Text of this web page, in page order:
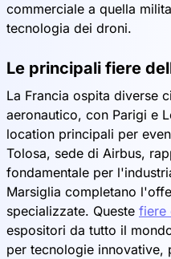
commerciale a quella
tecnologia dei droni.
Le principali fiere
La Francia ospita diverse
aeronautico, con Parigi e
location principali per
Tolosa, sede di Airbus,
fondamentale per
Marsiglia completano
specializzate. Queste fiere
espositori da tutto il
per tecnologie innovative,